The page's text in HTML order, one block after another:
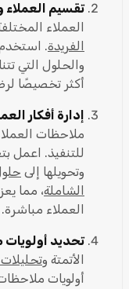
تقسيم العملاء
العملاء
الفريدة.
والحلول التي
أكثر تخصيصًا
إدارة أفكار
ملاحظات
للتنفيذ. اعمل
وتحويلها إلى
الشاملة، مما
العملاء مباشرة.
تحديد أولويات
الأتمتة و
أولويات